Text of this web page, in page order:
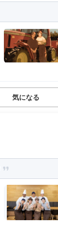
気になる